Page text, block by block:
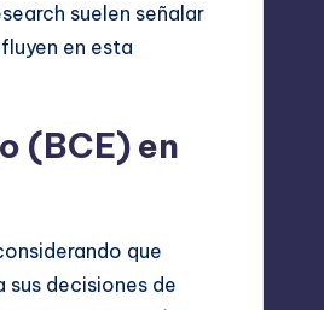
suelen señalar
en esta
(BCE) en
que
decisiones de